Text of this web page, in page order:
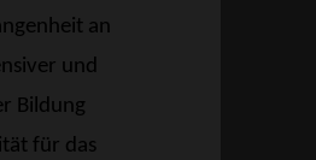
an
und
Bildung
für das